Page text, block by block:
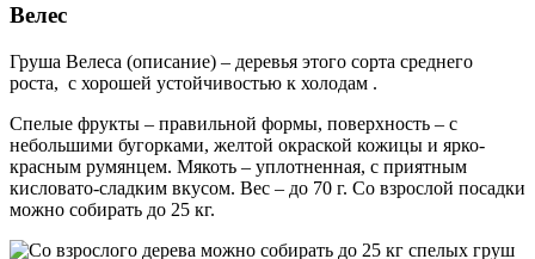
Велес
Груша Велеса (описание) – деревья этого сорта среднего
роста, с хорошей устойчивостью к холодам .
Спелые фрукты – правильной формы, поверхность – с
небольшими бугорками, желтой окраской кожицы и ярко-
красным румянцем. Мякоть – уплотненная, с приятным
кисловато-сладким вкусом. Вес – до 70 г. Со взрослой посадки
можно собирать до 25 кг.